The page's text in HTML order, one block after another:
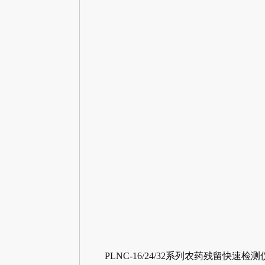
PLNC-16/24/32系列农药残留快速检测